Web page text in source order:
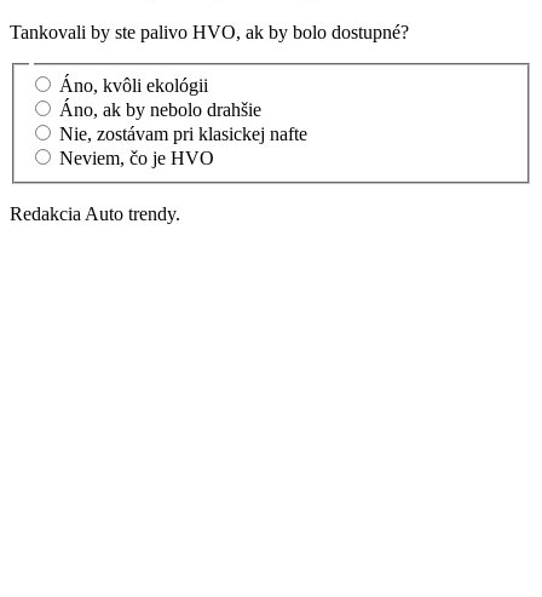
Tankovali by ste palivo HVO, ak by bolo dostupné?
Áno, kvôli ekológii
Áno, ak by nebolo drahšie
Nie, zostávam pri klasickej nafte
Neviem, čo je HVO
Redakcia Auto trendy.